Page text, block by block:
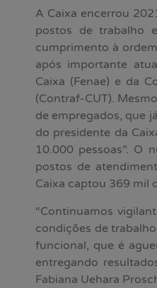
A Caixa encerrou
postos de trabalho
cumprimento à
após importante
Caixa (Fenae) e da
(Contraf-CUT).
de empregados, que
do presidente da
10.000 pessoas”. O
postos de
Caixa captou 369 mil
“Continuamos
condições de
funcional, que é
entregando
Fabiana Uehara